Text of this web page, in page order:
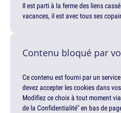
Il est parti à la ferme des liens
vacances, il est avec tous ses
Contenu bloqué par
Ce contenu est fourni par un
devez accepter les cookies dans
Modifiez ce choix à tout moment
de la Confidentialité" en bas de